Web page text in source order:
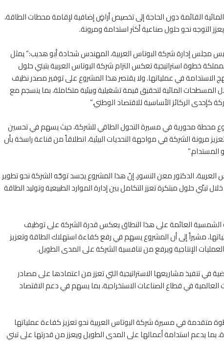
القائمة دون الحاجة إلى تخصيص أراضٍ إضافية لإقامة محطات الطاقة،
التوجه نحو حلول صناعية أكثر استدامة ومرونة.
مجلس إدارة شركة البوتاس العربية، المهندس شحادة أبو هديب:” يمثل
خطوة استراتيجية تعكس التزام شركة البوتاس العربية بتبني حلول
الاستدامة في عملياتها. ولا يقتصر هذا المشروع على توفير مصدر نظيف
المائية لتحقيق قيمة تشغيلية وبيئية متكاملة، بما ينسجم مع
كإحدى الركائز الأساسية للاقتصاد الوطني.”
محطة محورية في مسيرة التحول الطاقي للشركة، حيث يسهم في تحسين
مرونة الشركة في مواجهة التحديات البيئية، انطلاقاً من قناعة راسخة بأن
المستدام.”
العربية، الدكتور معن النسور، إنّ هذا المشروع يجسد توجّه الشركة نحو تطوير
حلول مبتكرة تعزز التكامل بين إدارة الموارد الطبيعية وتوليد الطاقة
الشمسية العائمة على هذا النطاق يعكس قدرة الشركة على توظيف
مشيراً إلى أن المشروع يسهم في رفع كفاءة استهلاك الطاقة وتعزيز
الإنتاجية ويرفع من تنافسية الشركة على المدى الطويل.
في تنفيذ مشاريعها الاستراتيجية التي تعزز من اعتمادها على مصادر
في قطاع الصناعات الاستخراجية، بما يسهم في دعم الاقتصاد
متقدمة في مسيرة شركة البوتاس العربية نحو تعزيز كفاءة عملياتها
بما يدعم استدامة أعمالها على المدى الطويل ويعزز من قدرتها على تبني